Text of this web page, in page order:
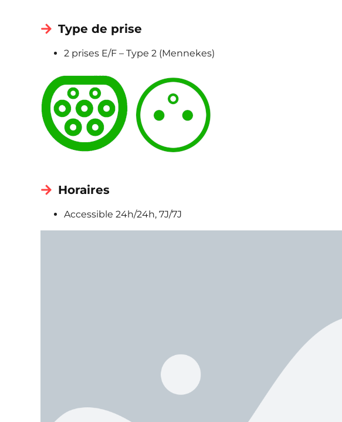
Type de prise
2 prises E/F – Type 2 (Mennekes)
Horaires
Accessible 24h/24h, 7J/7J